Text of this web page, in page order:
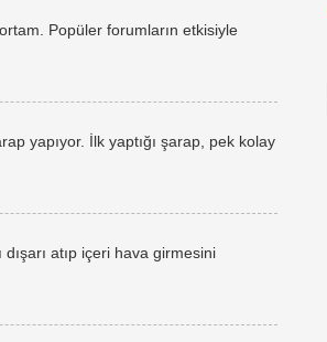
Popüler forumların etkisiyle
yapıyor. İlk yaptığı şarap, pek kolay
dışarı atıp içeri hava girmesini